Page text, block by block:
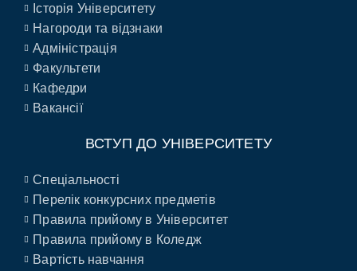
Історія Університету
Нагороди та відзнаки
Адміністрація
Факультети
Кафедри
Вакансії
ВСТУП ДО УНІВЕРСИТЕТУ
Спеціальності
Перелік конкурсних предметів
Правила прийому в Університет
Правила прийому в Коледж
Вартість навчання